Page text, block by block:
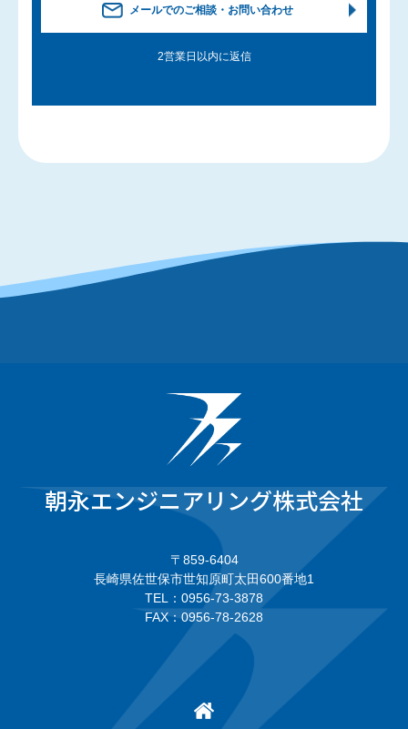
メールでのご相談・お問い合わせ
2営業日以内に返信
朝永エンジニアリング株式会社
〒859-6404
長崎県佐世保市世知原町太田600番地1
TEL：0956-73-3878
FAX：0956-78-2628